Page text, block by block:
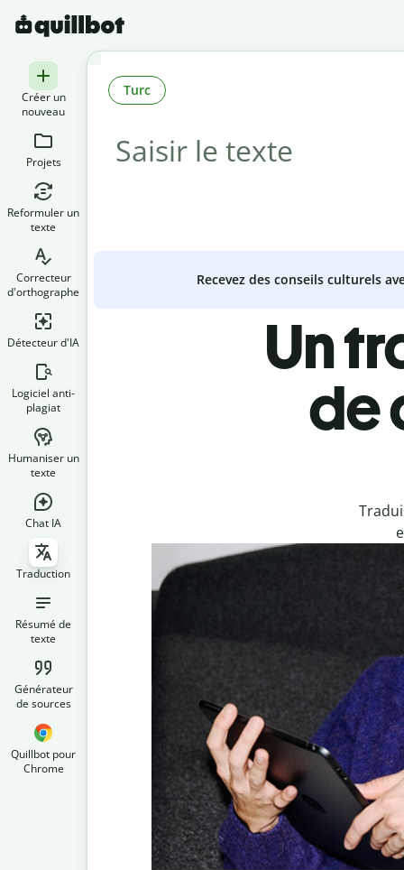
Créer un
nouveau
Projets
Reformuler un
texte
Correcteur
d'orthographe
Détecteur d'IA
Logiciel anti-
plagiat
Humaniser un
texte
Chat IA
Traduction
Résumé de
texte
Générateur
de sources
Quillbot pour
Chrome
Turc
Recevez des conseils culturels
Un
de